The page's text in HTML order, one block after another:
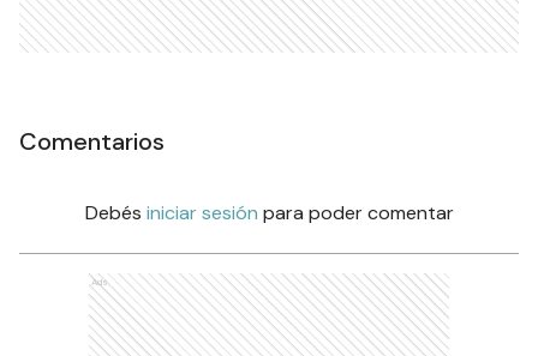
Comentarios
Debés iniciar sesión para poder comentar
Ads